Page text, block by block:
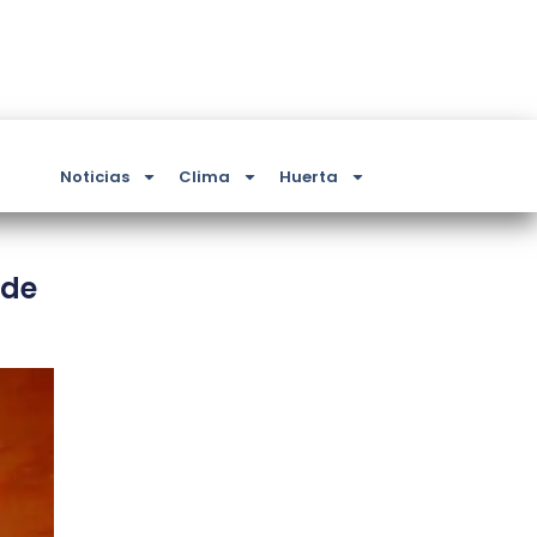
Noticias Clima Huerta